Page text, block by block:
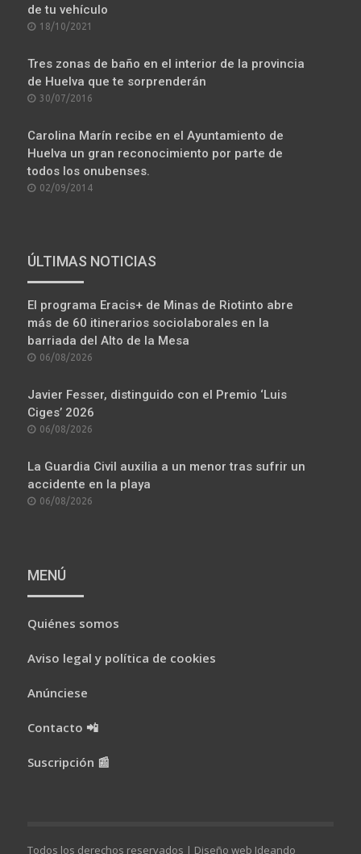
de tu vehículo
POSTED
18/10/2021
Tres zonas de baño en el interior de la provincia
de Huelva que te sorprenderán
POSTED
30/07/2016
Carolina Marín recibe en el Ayuntamiento de
Huelva un gran reconocimiento por parte de
todos los onubenses.
POSTED
02/09/2014
ÚLTIMAS NOTICIAS
El programa Eracis+ de Minas de Riotinto abre
más de 60 itinerarios sociolaborales en la
barriada del Alto de la Mesa
POSTED
06/08/2026
Javier Fesser, distinguido con el Premio ‘Luis
Ciges’ 2026
POSTED
06/08/2026
La Guardia Civil auxilia a un menor tras sufrir un
accidente en la playa
POSTED
06/08/2026
MENÚ
Quiénes somos
Aviso legal y política de cookies
Anúnciese
Contacto 📲
Suscripción 📰
Todos los derechos reservados | Diseño web Ideando